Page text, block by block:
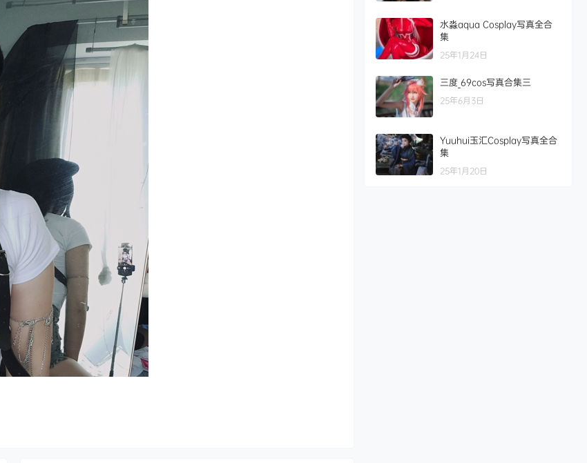
水淼aqua Cosplay写真全合
集
25年1月24日
三度_69cos写真合集三
25年6月3日
Yuuhui玉汇Cosplay写真全合
集
25年1月20日